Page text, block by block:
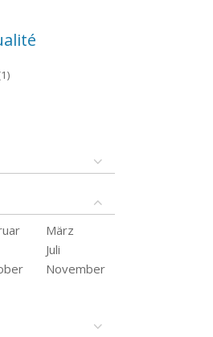
März
Juli
November